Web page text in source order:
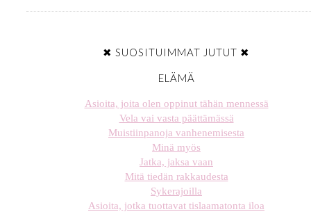
✖ SUOSITUIMMAT JUTUT ✖
ELÄMÄ
Asioita, joita olen oppinut tähän mennessä
Vela vai vasta päättämässä
Muistiinpanoja vanhenemisesta
Minä myös
Jatka, jaksa vaan
Mitä tiedän rakkaudesta
Sykerajoilla
Asioita, jotka tuottavat tislaamatonta iloa